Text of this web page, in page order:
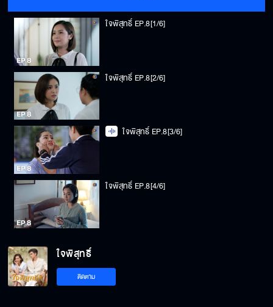
ใจพิสุทธิ์ EP.8[1/6]
ใจพิสุทธิ์ EP.8[2/6]
ใจพิสุทธิ์ EP.8[3/6]
ใจพิสุทธิ์ EP.8[4/6]
ใจพิสุทธิ์
ติดตาม